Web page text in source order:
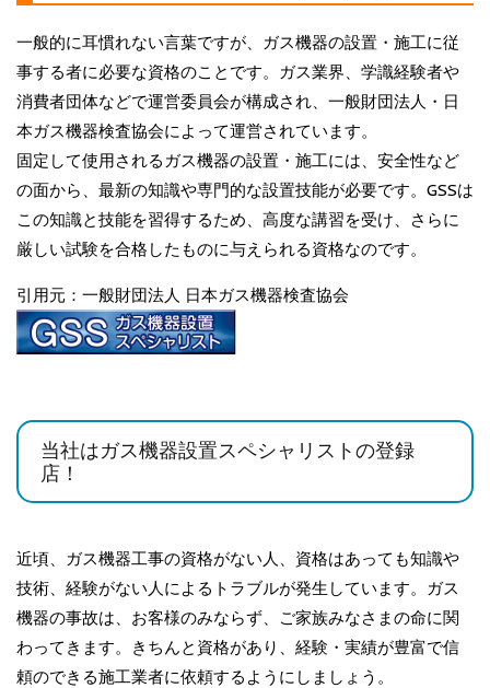
一般的に耳慣れない言葉ですが、ガス機器の設置・施工に従
事する者に必要な資格のことです。ガス業界、学識経験者や
消費者団体などで運営委員会が構成され、一般財団法人・日
本ガス機器検査協会によって運営されています。
固定して使用されるガス機器の設置・施工には、安全性など
の面から、最新の知識や専門的な設置技能が必要です。GSSは
この知識と技能を習得するため、高度な講習を受け、さらに
厳しい試験を合格したものに与えられる資格なのです。
引用元：一般財団法人 日本ガス機器検査協会
当社はガス機器設置スペシャリストの登録
店！
近頃、ガス機器工事の資格がない人、資格はあっても知識や
技術、経験がない人によるトラブルが発生しています。ガス
機器の事故は、お客様のみならず、ご家族みなさまの命に関
わってきます。きちんと資格があり、経験・実績が豊富で信
頼のできる施工業者に依頼するようにしましょう。